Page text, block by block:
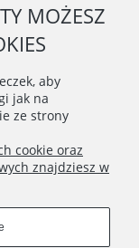
Connect with us
MOŻESZ
aby
jak na
ze strony
cookie oraz
znajdziesz w